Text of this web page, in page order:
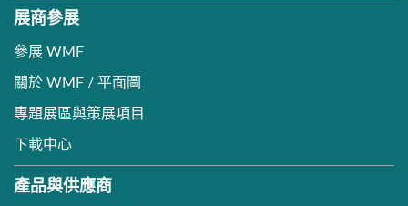
展商參展
參展 WMF
關於 WMF / 平面圖
專題展區與策展項目
下載中心
產品與供應商